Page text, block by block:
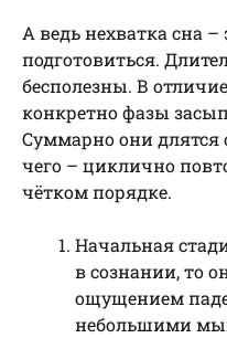
А ведь нехватка сна
подготовиться.
бесполезны. В
конкретно фазы
Суммарно они длятся
чего – циклично
чётком порядке.
Начальная
в сознании, то
ощущением
небольшими